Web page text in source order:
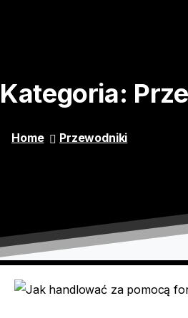
Kategoria:
Home Przewodniki